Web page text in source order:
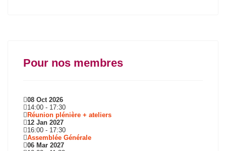
Pour nos membres
08 Oct 2026
14:00 - 17:30
Réunion plénière + ateliers
12 Jan 2027
16:00 - 17:30
Assemblée Générale
06 Mar 2027